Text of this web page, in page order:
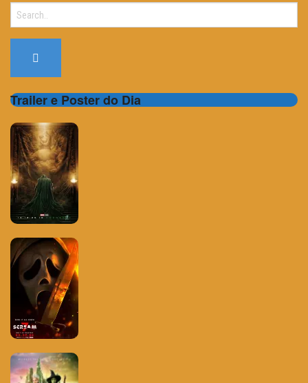
Trailer e Poster do Dia